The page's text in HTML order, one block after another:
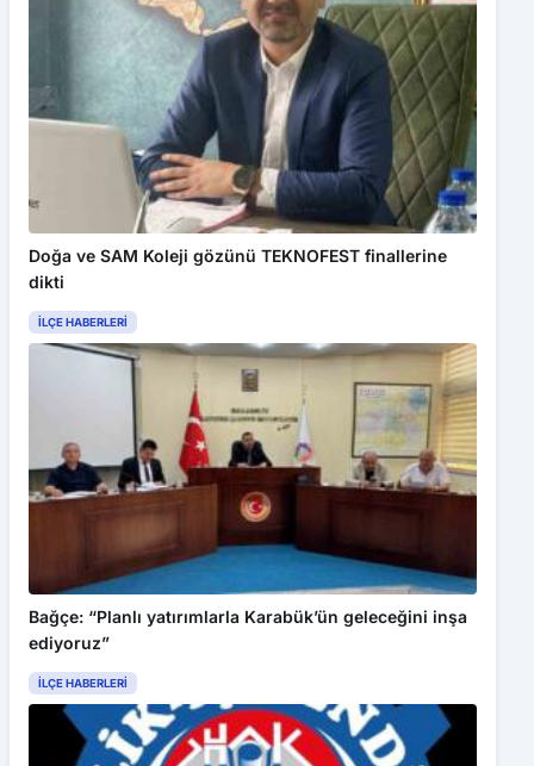
Doğa ve SAM Koleji gözünü TEKNOFEST finallerine
dikti
İLÇE HABERLERI
Bağçe: “Planlı yatırımlarla Karabük’ün geleceğini inşa
ediyoruz”
İLÇE HABERLERI
Bu web sitesinde en iyi deneyimi yaşamanızı sağlamak için
çerezler kullanılmaktadır. Detaylar için
Gizlilik Politikamız
inceleyebilirsiniz.